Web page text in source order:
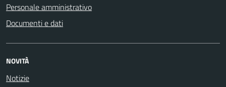
Personale amministrativo
Documenti e dati
NOVITÀ
Notizie